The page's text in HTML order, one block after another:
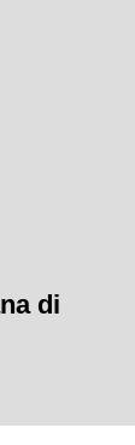
di